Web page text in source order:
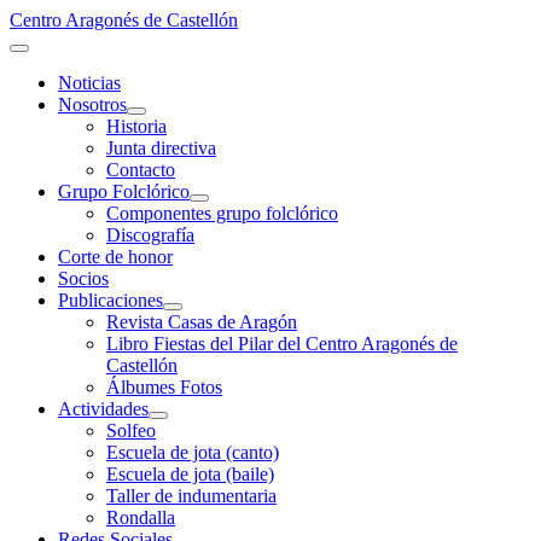
Centro Aragonés de Castellón
Noticias
Nosotros
Historia
Junta directiva
Contacto
Grupo Folclórico
Componentes grupo folclórico
Discografía
Corte de honor
Socios
Publicaciones
Revista Casas de Aragón
Libro Fiestas del Pilar del Centro Aragonés de
Castellón
Álbumes Fotos
Actividades
Solfeo
Escuela de jota (canto)
Escuela de jota (baile)
Taller de indumentaria
Rondalla